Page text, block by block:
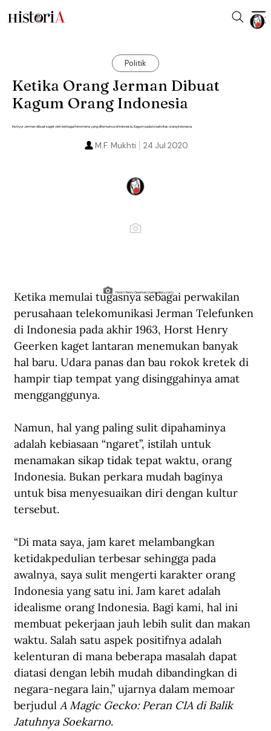
Politik
Ketika Orang Jerman Dibuat
Kagum Orang Indonesia
Insinyur Jerman dibuat kaget oleh berbagai fenomena yang ditemuinya di Indonesia. Kagum pada kreativitas orang Indonesia.
24 Jul 2020
M.F. Mukhti
Horst Henry Geerken (hamgallery.com)
Ketika memulai tugasnya sebagai perwakilan
perusahaan telekomunikasi Jerman Telefunken
di Indonesia pada akhir 1963, Horst Henry
Geerken kaget lantaran menemukan banyak
hal baru. Udara panas dan bau rokok kretek di
hampir tiap tempat yang disinggahinya amat
mengganggunya.
Namun, hal yang paling sulit dipahaminya
adalah kebiasaan “ngaret”, istilah untuk
menamakan sikap tidak tepat waktu, orang
Indonesia. Bukan perkara mudah baginya
untuk bisa menyesuaikan diri dengan kultur
tersebut.
“Di mata saya, jam karet melambangkan
ketidakpedulian terbesar sehingga pada
awalnya, saya sulit mengerti karakter orang
Indonesia yang satu ini. Jam karet adalah
idealisme orang Indonesia. Bagi kami, hal ini
membuat pekerjaan jauh lebih sulit dan makan
waktu. Salah satu aspek positifnya adalah
kelenturan di mana beberapa masalah dapat
diatasi dengan lebih mudah dibandingkan di
negara-negara lain,” ujarnya dalam memoar
berjudul A Magic Gecko: Peran CIA di Balik
Jatuhnya Soekarno.